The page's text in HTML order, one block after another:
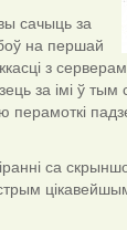
сачыць за
на першай
з
за імі ў
са